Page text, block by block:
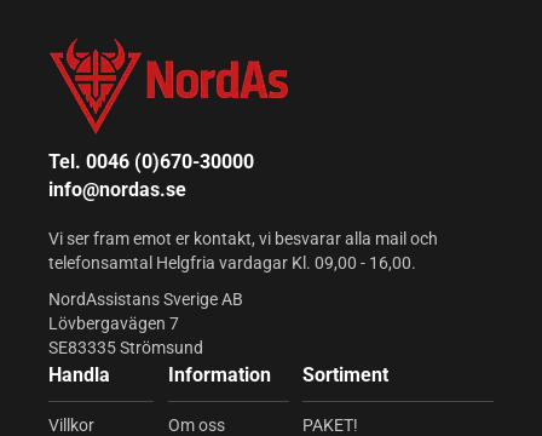
Tel. 0046 (0)670-30000
info@nordas.se
Vi ser fram emot er kontakt, vi besvarar alla mail och
telefonsamtal Helgfria vardagar Kl. 09,00 - 16,00.
NordAssistans Sverige AB
Lövbergavägen 7
SE83335 Strömsund
Handla
Villkor
Information
Om oss
Sortiment
PAKET!